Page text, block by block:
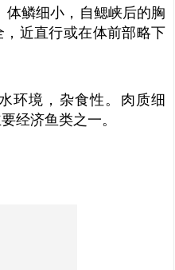
体鳞细小，自鳃峡后的胸
近直行或在体前部略下
环境，杂食性。肉质细
经济鱼类之一。